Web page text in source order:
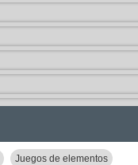
Juegos de elementos